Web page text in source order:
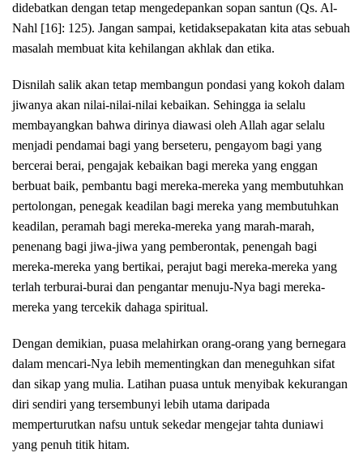
didebatkan dengan tetap mengedepankan sopan santun (Qs. Al-
Nahl [16]: 125). Jangan sampai, ketidaksepakatan kita atas sebuah
masalah membuat kita kehilangan akhlak dan etika.
Disnilah salik akan tetap membangun pondasi yang kokoh dalam
jiwanya akan nilai-nilai-nilai kebaikan. Sehingga ia selalu
membayangkan bahwa dirinya diawasi oleh Allah agar selalu
menjadi pendamai bagi yang berseteru, pengayom bagi yang
bercerai berai, pengajak kebaikan bagi mereka yang enggan
berbuat baik, pembantu bagi mereka-mereka yang membutuhkan
pertolongan, penegak keadilan bagi mereka yang membutuhkan
keadilan, peramah bagi mereka-mereka yang marah-marah,
penenang bagi jiwa-jiwa yang pemberontak, penengah bagi
mereka-mereka yang bertikai, perajut bagi mereka-mereka yang
terlah terburai-burai dan pengantar menuju-Nya bagi mereka-
mereka yang tercekik dahaga spiritual.
Dengan demikian, puasa melahirkan orang-orang yang bernegara
dalam mencari-Nya lebih mementingkan dan meneguhkan sifat
dan sikap yang mulia. Latihan puasa untuk menyibak kekurangan
diri sendiri yang tersembunyi lebih utama daripada
memperturutkan nafsu untuk sekedar mengejar tahta duniawi
yang penuh titik hitam.